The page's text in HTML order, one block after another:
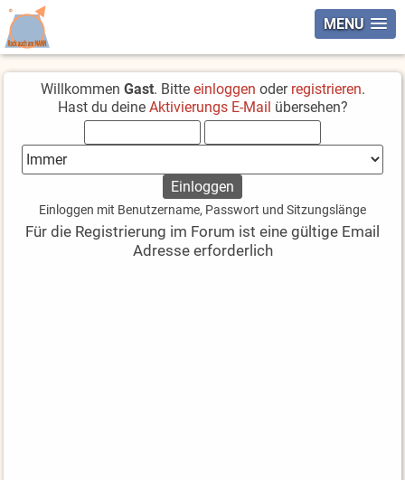
MENU
Willkommen Gast. Bitte einloggen oder registrieren.
Hast du deine Aktivierungs E-Mail übersehen?
Einloggen mit Benutzername, Passwort und Sitzungslänge
Für die Registrierung im Forum ist eine gültige Email
Adresse erforderlich